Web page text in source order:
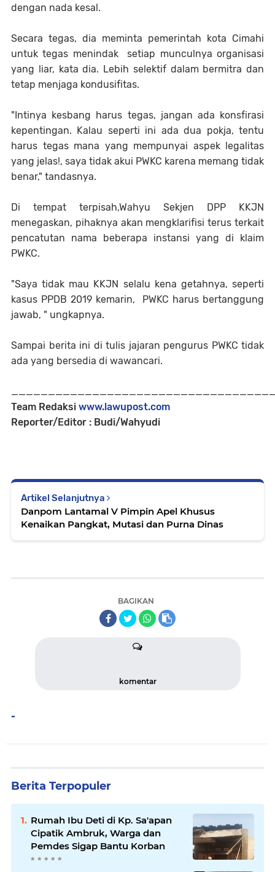
dengan nada kesal.
Secara tegas, dia meminta pemerintah kota Cimahi
untuk tegas menindak setiap munculnya organisasi
yang liar, kata dia. Lebih selektif dalam bermitra dan
tetap menjaga kondusifitas.
"Intinya kesbang harus tegas, jangan ada konsfirasi
kepentingan. Kalau seperti ini ada dua pokja, tentu
harus tegas mana yang mempunyai aspek legalitas
yang jelas!, saya tidak akui PWKC karena memang tidak
benar," tandasnya.
Di tempat terpisah,Wahyu Sekjen DPP KKJN
menegaskan, pihaknya akan mengklarifisi terus terkait
pencatutan nama beberapa instansi yang di klaim
PWKC.
"Saya tidak mau KKJN selalu kena getahnya, seperti
kasus PPDB 2019 kemarin, PWKC harus bertanggung
jawab, " ungkapnya.
Sampai berita ini di tulis jajaran pengurus PWKC tidak
ada yang bersedia di wawancari.
Team Redaksi www.lawupost.com
Reporter/Editor : Budi/Wahyudi
Artikel Selanjutnya
Danpom Lantamal V Pimpin Apel Khusus
Kenaikan Pangkat, Mutasi dan Purna Dinas
BAGIKAN
komentar
-
Berita Terpopuler
Rumah Ibu Deti di Kp. Sa'apan
Cipatik Ambruk, Warga dan
Pemdes Sigap Bantu Korban